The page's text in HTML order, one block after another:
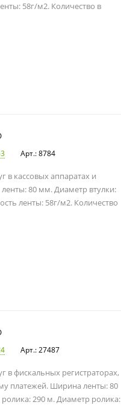
58г/м2. Количество в
Арт.: 8784
в кассовых аппаратах и
80 мм. Диаметр втулки:
ленты: 58г/м2. Количество
Арт.: 27487
в фискальных регистраторах,
платежей. Ширина ленты: 80
290 м. Диаметр ролика: